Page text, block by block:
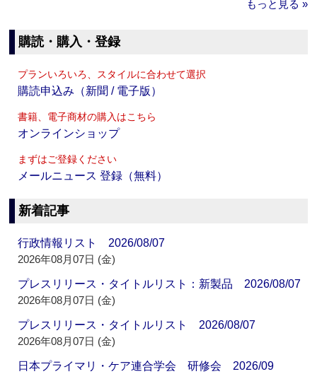
もっと見る »
購読・購入・登録
プランいろいろ、スタイルに合わせて選択
購読申込み（新聞 / 電子版）
書籍、電子商材の購入はこちら
オンラインショップ
まずはご登録ください
メールニュース 登録（無料）
新着記事
行政情報リスト 2026/08/07
2026年08月07日 (金)
プレスリリース・タイトルリスト：新製品 2026/08/07
2026年08月07日 (金)
プレスリリース・タイトルリスト 2026/08/07
2026年08月07日 (金)
日本プライマリ・ケア連合学会 研修会 2026/09